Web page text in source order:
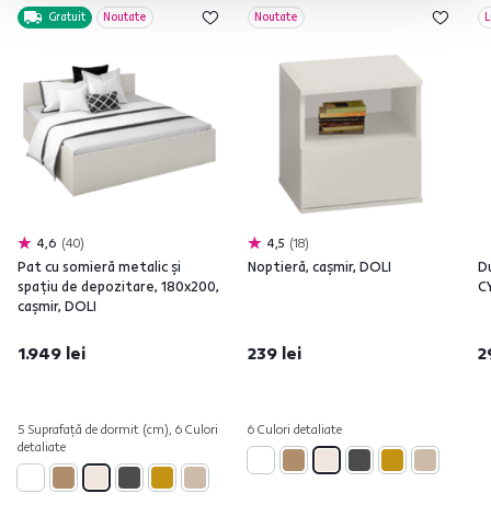
Gratuit Noutate
4,6 40
Pat cu somieră metalic şi
spaţiu de depozitare, 180x200,
caşmir, DOLI
1.949 lei
5 Suprafață de dormit (cm), 6 Culori
detaliate
Noutate
4,5 18
Noptieră, caşmir, DOLI
239 lei
6 Culori detaliate